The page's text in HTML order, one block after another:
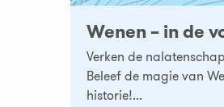
Wenen – in de
Verken de
Beleef de magie van
historie!...